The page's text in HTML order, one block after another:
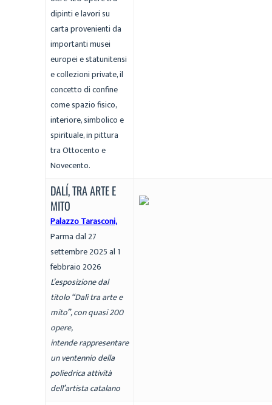
dipinti e lavori su
carta provenienti da
importanti musei
europei e statunitensi
e collezioni private, il
concetto di confine
come spazio fisico,
interiore, simbolico e
spirituale, in pittura
tra Ottocento e
Novecento.
DALÍ, TRA ARTE E
MITO
Palazzo Tarasconi,
Parma dal 27
settembre 2025 al 1
febbraio 2026
L’esposizione dal
titolo “Dalì tra arte e
mito”, con quasi 200
opere,
intenderappresentare
un ventennio della
poliedrica attività
dell’artista catalano